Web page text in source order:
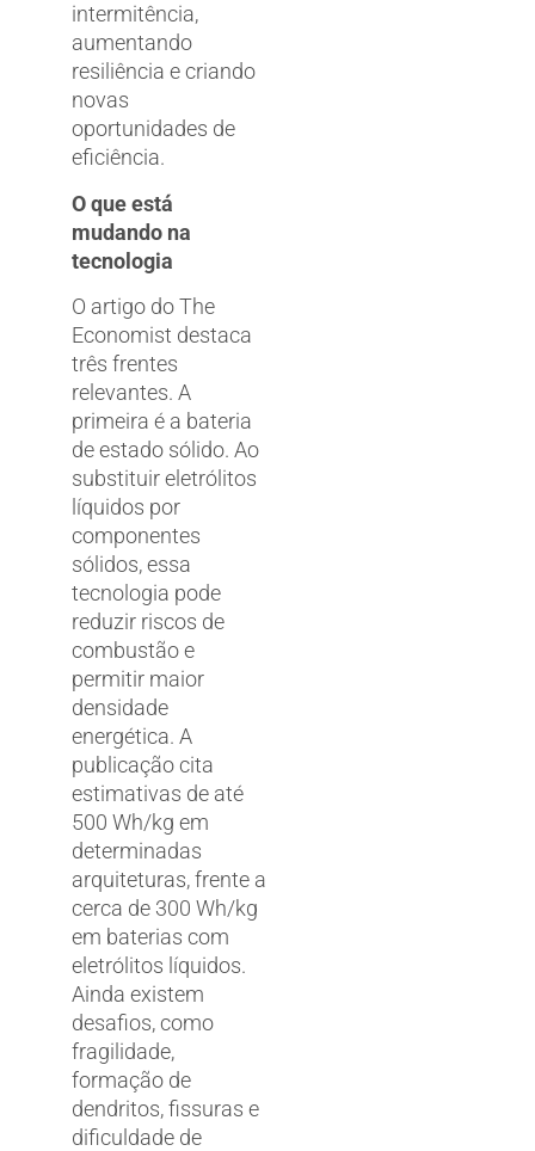
intermitência,
aumentando
resiliência e criando
novas
oportunidades de
eficiência.
O que está
mudando na
tecnologia
O artigo do The
Economist destaca
três frentes
relevantes. A
primeira é a bateria
de estado sólido. Ao
substituir eletrólitos
líquidos por
componentes
sólidos, essa
tecnologia pode
reduzir riscos de
combustão e
permitir maior
densidade
energética. A
publicação cita
estimativas de até
500 Wh/kg em
determinadas
arquiteturas, frente a
cerca de 300 Wh/kg
em baterias com
eletrólitos líquidos.
Ainda existem
desafios, como
fragilidade,
formação de
dendritos, fissuras e
dificuldade de